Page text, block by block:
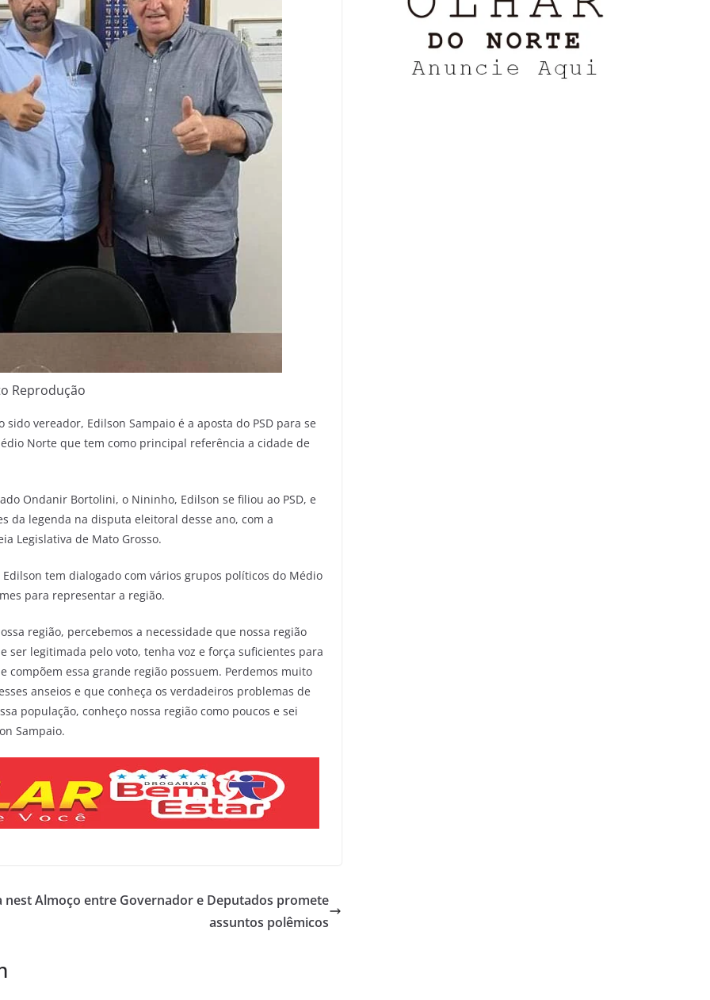
Reprodução
vereador, Edilson Sampaio é a aposta do PSD para se
Norte que tem como principal referência a cidade de
Ondanir Bortolini, o Nininho, Edilson se filiou ao PSD, e
da legenda na disputa eleitoral desse ano, com a
Legislativa de Mato Grosso.
tem dialogado com vários grupos políticos do Médio
para representar a região.
região, percebemos a necessidade que nossa região
legitimada pelo voto, tenha voz e força suficientes para
compõem essa grande região possuem. Perdemos muito
anseios e que conheça os verdadeiros problemas de
população, conheço nossa região como poucos e sei
Sampaio.
nestAlmoço entre Governador e Deputados promete
assuntos polêmicos